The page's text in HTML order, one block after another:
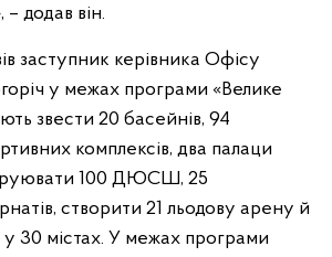
додав він.
заступник керівника Офісу
у межах програми «Велике
звести 20 басейнів, 94
комплексів, два палаци
100 ДЮСШ, 25
створити 21 льодову арену й
30 містах. У межах програми